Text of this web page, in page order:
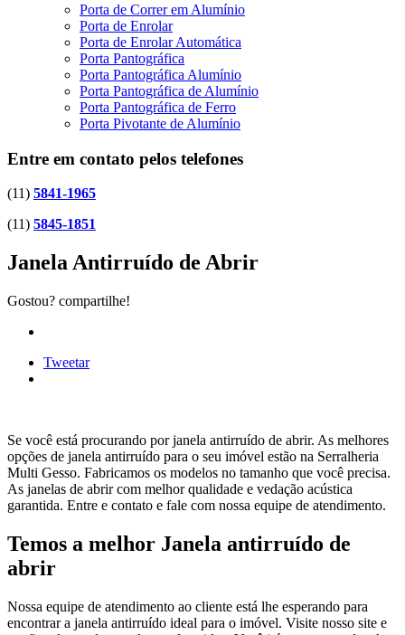
Porta de Correr em Alumínio
Porta de Enrolar
Porta de Enrolar Automática
Porta Pantográfica
Porta Pantográfica Alumínio
Porta Pantográfica de Alumínio
Porta Pantográfica de Ferro
Porta Pivotante de Alumínio
Entre em contato pelos telefones
(11) 5841-1965
(11) 5845-1851
Janela Antirruído de Abrir
Gostou? compartilhe!
Tweetar
Se você está procurando por janela antirruído de abrir. As melhores
opções de janela antirruído para o seu imóvel estão na Serralheria
Multi Gesso. Fabricamos os modelos no tamanho que você precisa.
As janelas de abrir com melhor qualidade e vedação acústica
garantida. Entre e contato e fale com nossa equipe de atendimento.
Temos a melhor Janela antirruído de
abrir
Nossa equipe de atendimento ao cliente está lhe esperando para
encontrar a janela antirruído ideal para o imóvel. Visite nosso site e